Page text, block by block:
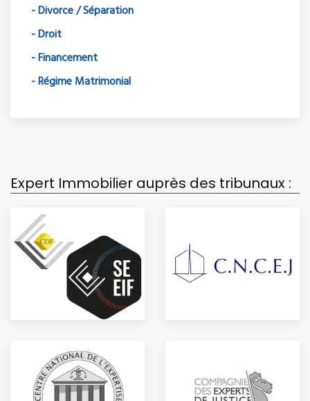
- Divorce / Séparation
- Droit
- Financement
- Régime Matrimonial
Expert Immobilier auprès des tribunaux :